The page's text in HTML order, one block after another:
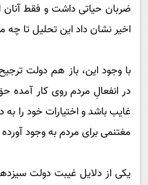
ضربان حیاتی داشت و فقط آنان
اخیر نشان داد این تحلیل تا چه
با وجود این، باز هم دولت
در انفعالِ مردم روی کار
غایب باشد و اختیارات خود را
مغتنمی برای مردم به وجود
یکی از دلایل غیبت دولت